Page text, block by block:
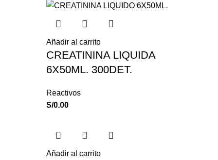
Añadir al carrito
CREATININA LIQUIDA
6X50ML. 300DET.
Reactivos
S/0.00
Añadir al carrito